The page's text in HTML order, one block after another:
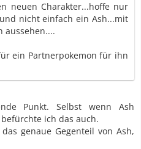
neuen Charakter...hoffe nur
nicht einfach ein Ash...mit
aussehen....
ein Partnerpokemon für ihn
Punkt. Selbst wenn Ash
ich das auch.
genaue Gegenteil von Ash,